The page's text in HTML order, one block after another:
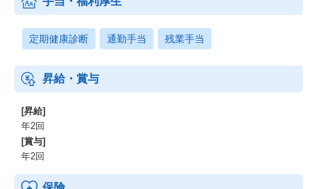
定期健康診断 通勤手当 残業手当
昇給・賞与
[昇給]
年2回
[賞与]
年2回